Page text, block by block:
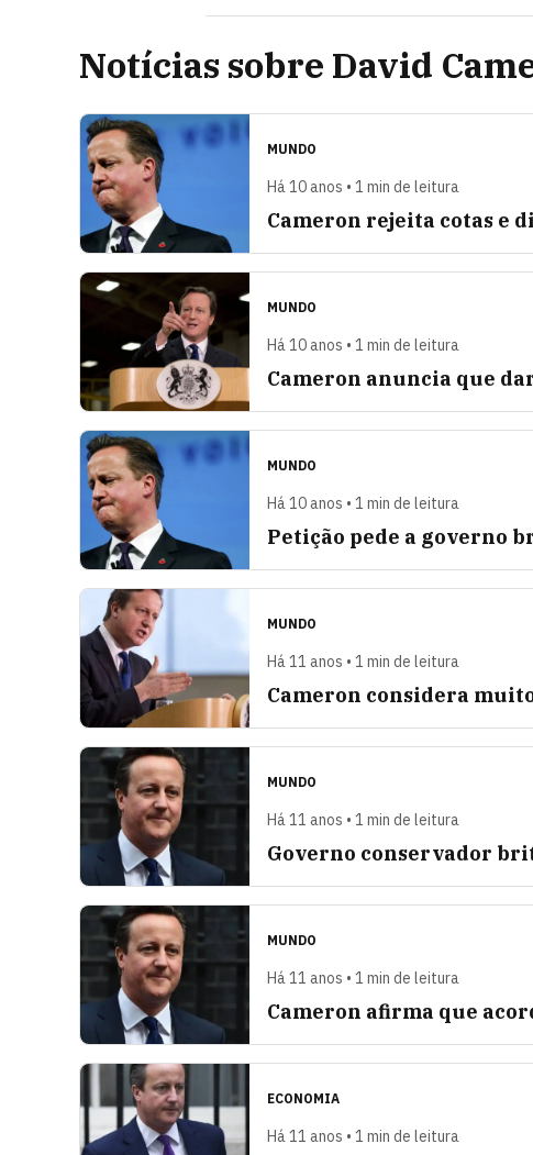
Notícias sobre David
MUNDO
Há 10 anos • 1 min de leitura
Cameron rejeita cotas e
MUNDO
Há 10 anos • 1 min de leitura
Cameron anuncia que
MUNDO
Há 10 anos • 1 min de leitura
Petição pede a governo
MUNDO
Há 11 anos • 1 min de leitura
Cameron considera
MUNDO
Há 11 anos • 1 min de leitura
Governo conservador
MUNDO
Há 11 anos • 1 min de leitura
Cameron afirma que
ECONOMIA
Há 11 anos • 1 min de leitura